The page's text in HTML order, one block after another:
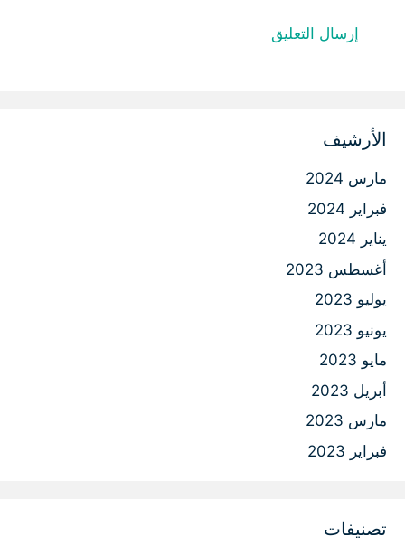
الأرشيف
مارس 2024
فبراير 2024
يناير 2024
أغسطس 2023
يوليو 2023
يونيو 2023
مايو 2023
أبريل 2023
مارس 2023
فبراير 2023
تصنيفات